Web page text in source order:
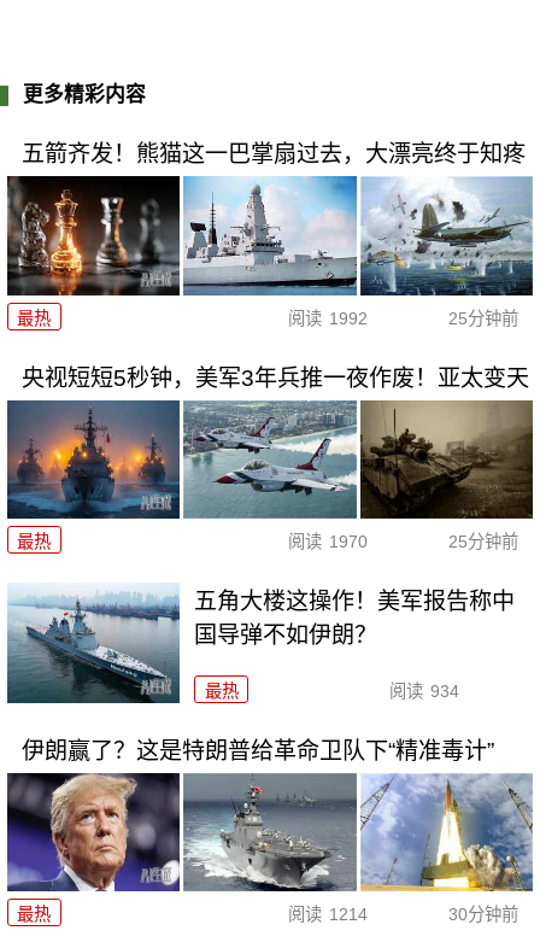
更多精彩内容
五箭齐发！熊猫这一巴掌扇过去，大漂亮终于知疼
最热 阅读 1992 25分钟前
央视短短5秒钟，美军3年兵推一夜作废！亚太变天
最热 阅读 1970 25分钟前
五角大楼这操作！美军报告称中
国导弹不如伊朗？
最热 阅读 934
伊朗赢了？这是特朗普给革命卫队下“精准毒计”
最热 阅读 1214 30分钟前